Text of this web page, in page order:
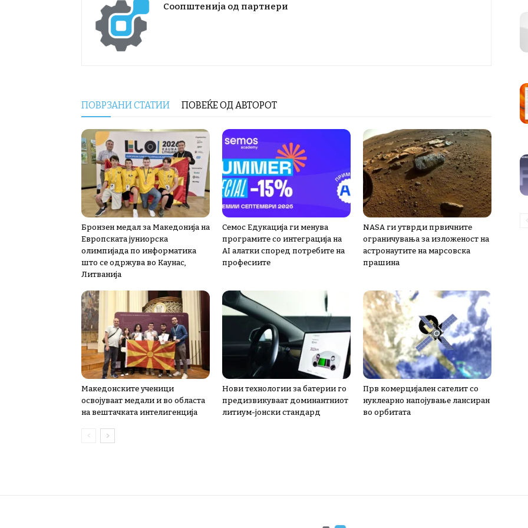
Соопштенија од партнери
ПОВРЗАНИ СТАТИИ ПОВЕЌЕ ОД АВТОРОТ
Бронзен медал за Македонија на
Европската јуниорска
олимпијада по информатика
што се одржува во Каунас,
Литванија
Семос Едукација ги менува
програмите со интеграција на
AI алатки според потребите на
професиите
NASA ги утврди првичните
ограничувања за изложеност на
астронаутите на марсовска
прашина
Македонските ученици
освојуваат медали и во областа
на вештачката интелигенција
Нови технологии за батерии го
предизвикуваат доминантниот
литиум-јонски стандард
Прв комерцијален сателит со
нуклеарно напојување лансиран
во орбитата